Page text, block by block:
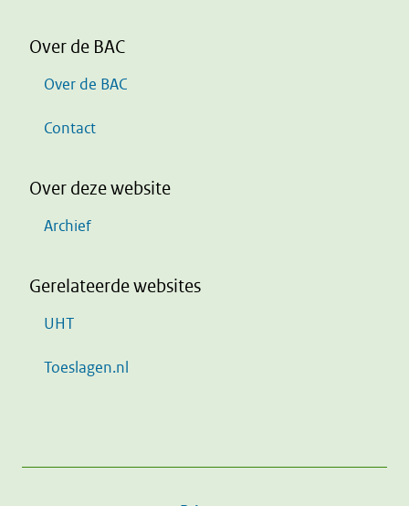
Over de BAC
Over de BAC
Contact
Over deze website
Archief
Gerelateerde websites
UHT
Toeslagen.nl